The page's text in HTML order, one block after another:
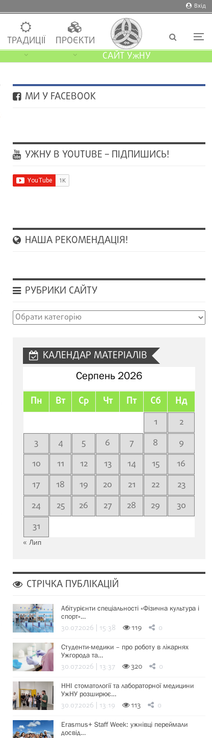
Вхід
ТРАДИЦІЇ
ПРОЄКТИ
САЙТ УжНУ
МИ У FACEBOOK
УЖНУ В YOUTUBE – ПІДПИШИСЬ!
НАША РЕКОМЕНДАЦІЯ!
РУБРИКИ САЙТУ
Рубрики
КАЛЕНДАР МАТЕРІАЛІВ
Серпень 2026
Пн Вт Ср Чт Пт Сб Нд
1
2
3
4 5 6 7 8
9
10
11 12 13 14 15
16
17
18 19 20 21 22
23
24
25 26 27 28 29
30
31
« Лип
СТРІЧКА ПУБЛІКАЦІЙ
Абітурієнти спеціальності «Фізична культура і
спорт»…
30.07.2026 | 15:38 119 0
Студенти-медики – про роботу в лікарнях
Ужгорода та…
30.07.2026 | 13:37 320 0
ННІ стоматології та лабораторної медицини
УжНУ розширює…
30.07.2026 | 13:19 113 0
Erasmus+ Staff Week: ужнівці переймали
досвід…